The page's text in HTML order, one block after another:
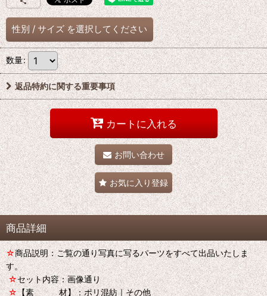
性別 / サイズ を選択してください
数量:
返品特約に関する重要事項
カートに入れる
お問い合わせ
お気に入り登録
商品詳細
☆商品説明：ご覧の通り写真に写るパーツをすべて出品いたしま
す。
☆セット内容：画像通り
☆【素 材】：ポリ混紡｜その他